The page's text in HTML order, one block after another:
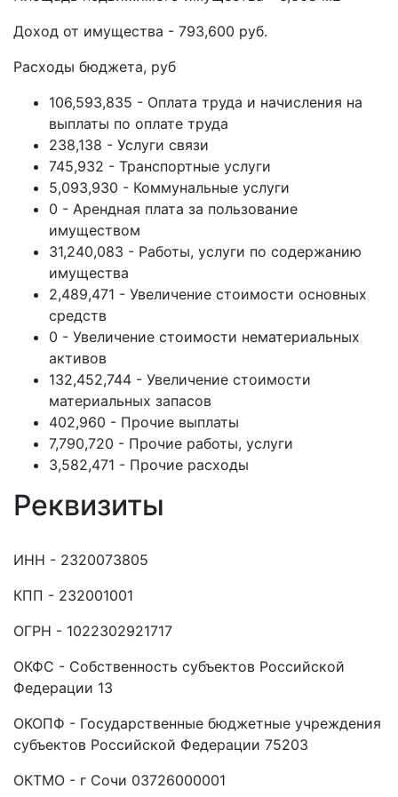
Доход от имущества - 793,600 руб.
Расходы бюджета, руб
106,593,835 - Оплата труда и начисления на
выплаты по оплате труда
238,138 - Услуги связи
745,932 - Транспортные услуги
5,093,930 - Коммунальные услуги
0 - Арендная плата за пользование
имуществом
31,240,083 - Работы, услуги по содержанию
имущества
2,489,471 - Увеличение стоимости основных
средств
0 - Увеличение стоимости нематериальных
активов
132,452,744 - Увеличение стоимости
материальных запасов
402,960 - Прочие выплаты
7,790,720 - Прочие работы, услуги
3,582,471 - Прочие расходы
Реквизиты
ИНН - 2320073805
КПП - 232001001
ОГРН - 1022302921717
ОКФС - Собственность субъектов Российской
Федерации 13
ОКОПФ - Государственные бюджетные учреждения
субъектов Российской Федерации 75203
ОКТМО - г Сочи 03726000001